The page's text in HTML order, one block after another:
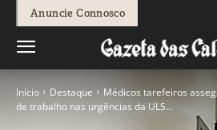
Anuncie Connosco
Início Destaque
Médicos tarefeiros
de trabalho nas urgências da ULS...